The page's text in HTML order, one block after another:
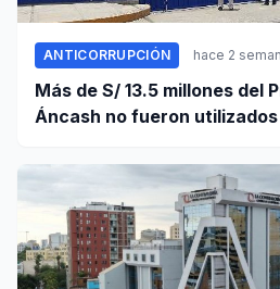
ANTICORRUPCIÓN hace 2
Más de S/ 13.5 millones del
Áncash no fueron